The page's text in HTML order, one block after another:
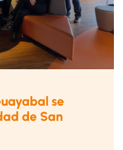
se
de San